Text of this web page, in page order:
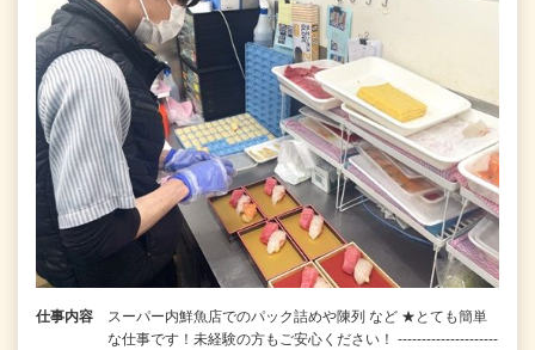
仕事内容
スーパー内鮮魚店でのパック詰めや陳列 など ★とても簡単
な仕事です！未経験の方もご安心ください！ ---------------------